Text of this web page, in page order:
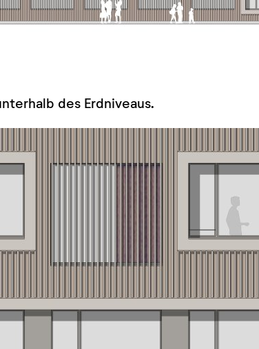
des Erdniveaus.